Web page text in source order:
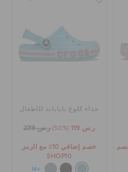
حذاء كلوغ باياباند للأطفال
ر.س 119 (50%) ر.س 239
خصم إضافي 10٪ مع الرمز
SHOP10
+14